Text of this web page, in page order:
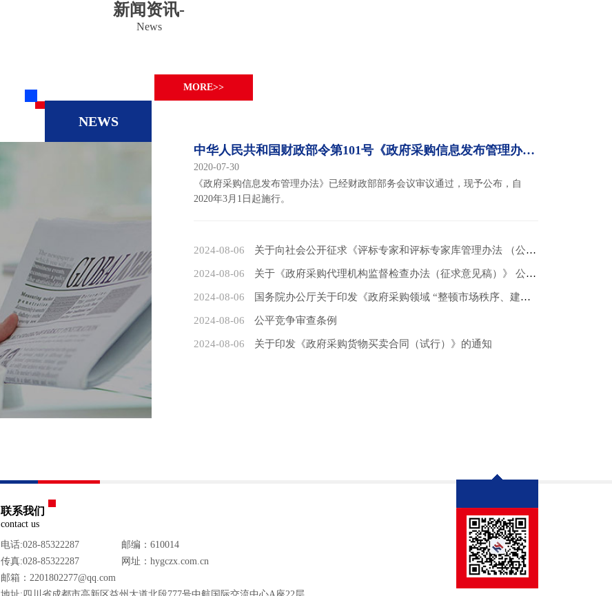
新闻资讯-
News
NEWS
MORE>>
中华人民共和国财政部令第101号《政府采购信息发布管理办法》
2020-07-30
《政府采购信息发布管理办法》已经财政部部务会议审议通过，现予公布，自
2020年3月1日起施行。
2024-08-06 关于向社会公开征求《评标专家和评标专家库管理办法 （公开征求意见稿）》意见的公告
2024-08-06 关于《政府采购代理机构监督检查办法（征求意见稿）》 公开征求意见的通知
2024-08-06 国务院办公厅关于印发《政府采购领域 “整顿市场秩序、建设法规体系、促进产业发展” 三年行动方案（2024—2026年）》的通知
2024-08-06 公平竞争审查条例
2024-08-06 关于印发《政府采购货物买卖合同（试行）》的通知
联系我们
contact us
电话:028-85322287
邮编：610014
传真:028-85322287
网址：hygczx.com.cn
邮箱：2201802277@qq.com